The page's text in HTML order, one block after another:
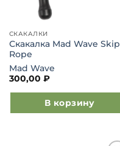
СКАКАЛКИ
Скакалка Mad Wave Skip
Rope
Mad Wave
300,00 ₽
В корзину